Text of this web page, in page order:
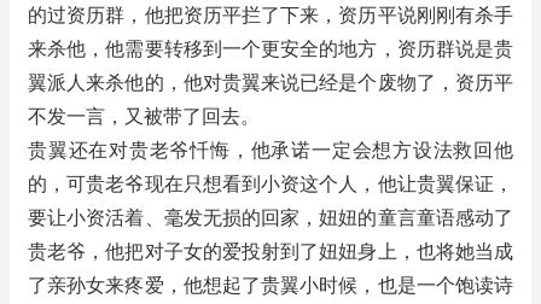
的过资历群 ，他把资历平拦了下来，资历平说刚刚有杀手
来杀他，他需要转移到一个更安全的地方，资历群说是贵
翼派人来杀他的，他对贵翼来说已经是个废物了，资历平
不发一言，又被带了回去。
贵翼还在对贵老爷忏悔，他承诺一定会想方设法救回他
的，可贵老爷现在只想看到小资这个人，他让贵翼保证，
要让小资活着、毫发无损的回家，妞妞的童言童语感动了
贵老爷，他把对子女的爱投射到了妞妞身上，也将她当成
了亲孙女来疼爱，他想起了贵翼小时候，也是一个饱读诗